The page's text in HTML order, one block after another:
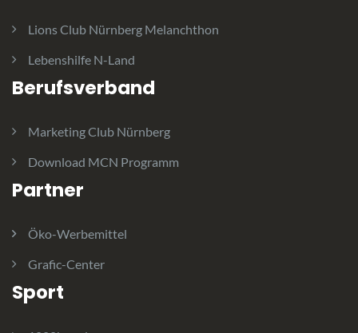
Lions Club Nürnberg Melanchthon
Lebenshilfe N-Land
Berufsverband
Marketing Club Nürnberg
Download MCN Programm
Partner
Öko-Werbemittel
Grafic-Center
Sport